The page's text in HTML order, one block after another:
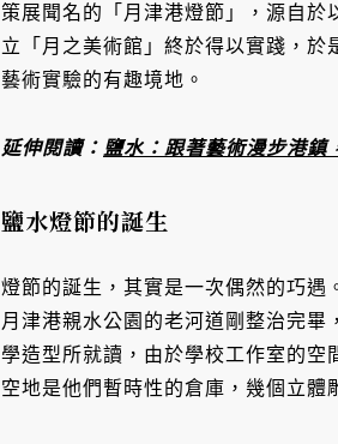
策展聞名的「月津港燈節」，源自於
立「月之美術館」終於得以實踐，
藝術實驗的有趣境地。
延伸閱讀： 鹽水：跟著藝術漫步港鎮
鹽水燈節的誕生
燈節的誕生，其實是一次偶然的巧遇
月津港親水公園的老河道剛整治完
學造型所就讀，由於學校工作室的空
空地是他們暫時性的倉庫，幾個立體